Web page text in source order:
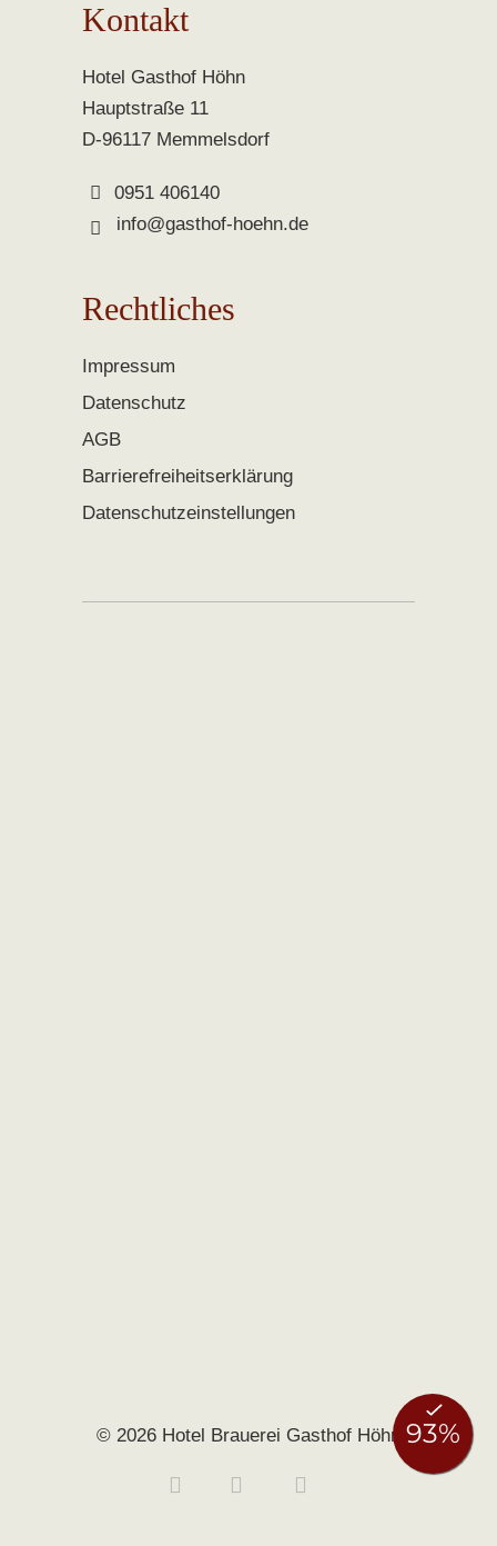
Kontakt
Hotel Gasthof Höhn
Hauptstraße 11
D-96117 Memmelsdorf
0951 406140
info@gasthof-hoehn.de
Rechtliches
Impressum
Datenschutz
AGB
Barrierefreiheitserklärung
Datenschutzeinstellungen
© 2026 Hotel Brauerei Gasthof Höhn